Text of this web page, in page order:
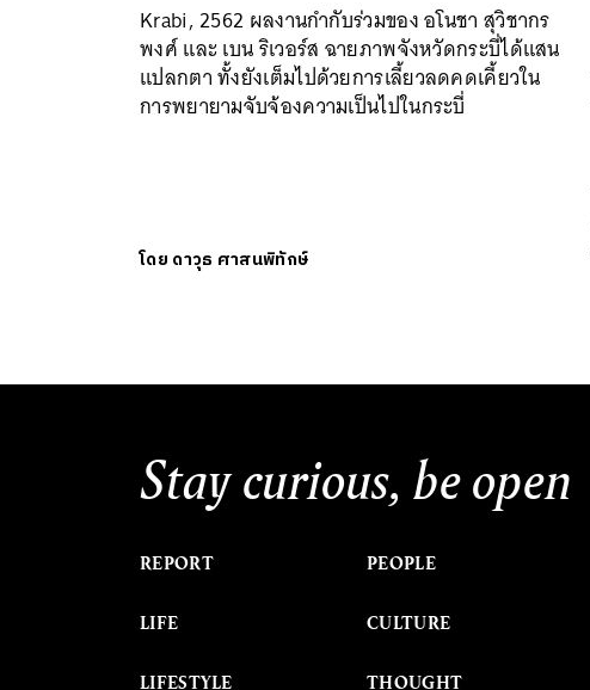
Krabi, 2562 ผลงานกำกับร่วมของ อโนชา สุวิชากร
พงศ์ และ เบน ริเวอร์ส ฉายภาพจังหวัดกระบี่ได้แสน
แปลกตา ทั้งยังเต็มไปด้วยการเลี้ยวลดคดเคี้ยวใน
การพยายามจับจ้องความเป็นไปในกระบี่
โดย ดาวุธ ศาสนพิทักษ์
Stay curious, be open
REPORT
LIFE
LIFESTYLE
PEOPLE
CULTURE
THOUGHT